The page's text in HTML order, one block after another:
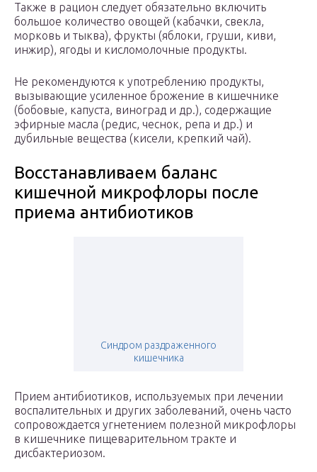
Также в рацион следует обязательно включить
большое количество овощей (кабачки, свекла,
морковь и тыква), фрукты (яблоки, груши, киви,
инжир), ягоды и кисломолочные продукты.
Не рекомендуются к употреблению продукты,
вызывающие усиленное брожение в кишечнике
(бобовые, капуста, виноград и др.), содержащие
эфирные масла (редис, чеснок, репа и др.) и
дубильные вещества (кисели, крепкий чай).
Восстанавливаем баланс
кишечной микрофлоры после
приема антибиотиков
Синдром раздраженного
кишечника
Прием антибиотиков, используемых при лечении
воспалительных и других заболеваний, очень часто
сопровождается угнетением полезной микрофлоры
в кишечнике пищеварительном тракте и
дисбактериозом.